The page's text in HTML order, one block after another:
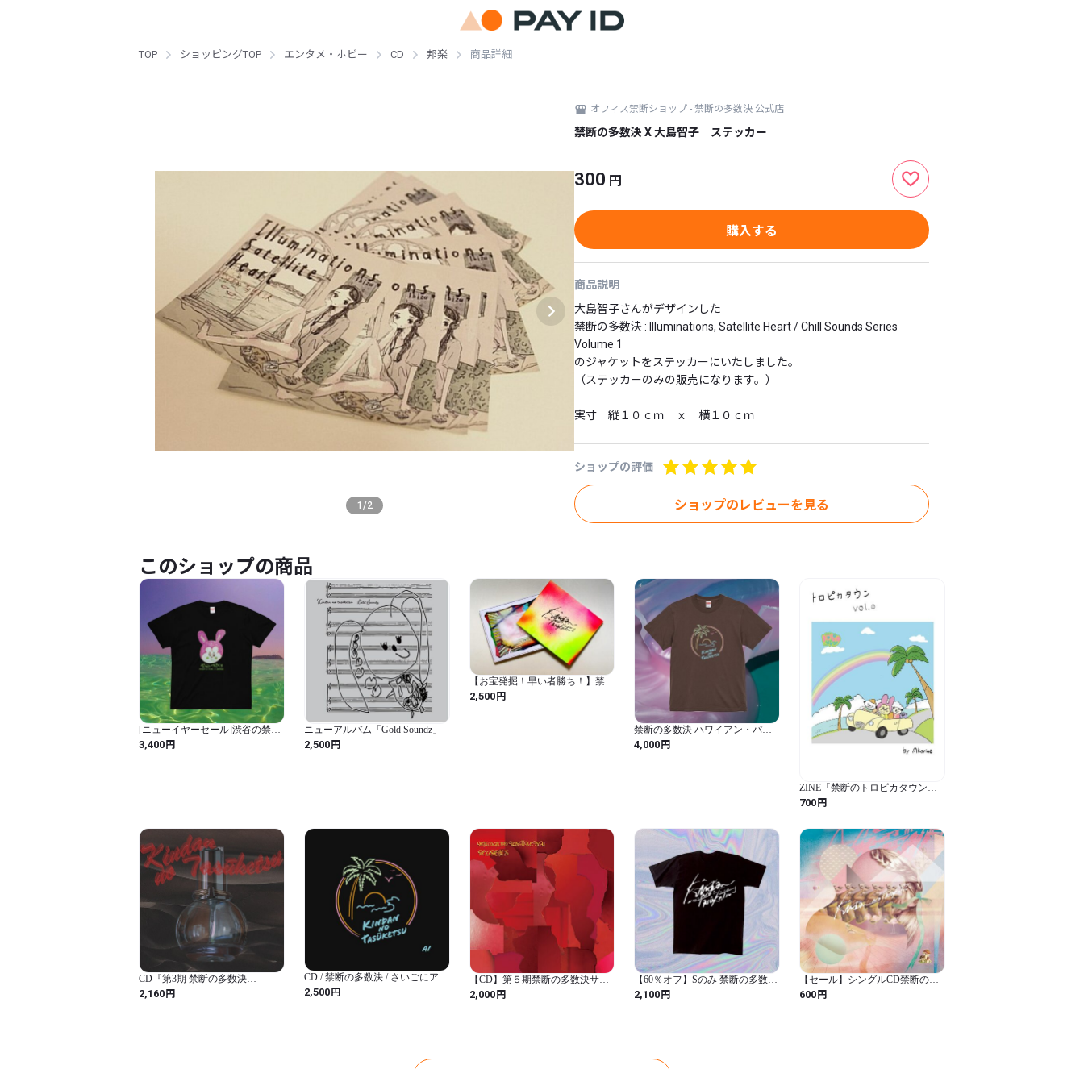
TOP ショッピングTOP エンタメ・ホビー CD 邦楽 商品詳細
1 /2
オフィス禁断ショップ - 禁断の多数決 公式店
禁断の多数決 X 大島智子 ステッカー
300 円
購入する
商品説明
大島智子さんがデザインした
禁断の多数決 : Illuminations, Satellite Heart / Chill Sounds Series
Volume 1
のジャケットをステッカーにいたしました。
（ステッカーのみの販売になります。）
実寸　縦１０ｃｍ　ｘ　横１０ｃｍ
ショップの評価
ショップのレビューを見る
このショップの商品
[ニューイヤーセール]渋谷の禁断
の多数決ライブTシャツ[黒]
3,400円
ニューアルバム「Gold Soundz」
2,500円
【お宝発掘！早い者勝ち！】禁断
の多数決『禁断のクリスマス
BOX』(CD+DVD)2012年リリー
2,500円
禁断の多数決 ハワイアン・パー
ムツリーTシャツ[チャコール]
4,000円
ZINE「禁断のトロピカタウン
VOL.0」コミック集
700円
CD『第3期 禁断の多数決
MIXTAPE』（OFFICEKINDAN-
001）
2,160円
CD / 禁断の多数決 / さいごにアイ
がのこった
2,500円
【CD】第５期禁断の多数決サー
ドアルバム / シーズン5 (歌詞付
き)
2,000円
【60％オフ】Sのみ 禁断の多数決
初期ロゴTシャツ(黒)
2,100円
【セール】シングルCD禁断の多
数決『エンタテインメント』
600円